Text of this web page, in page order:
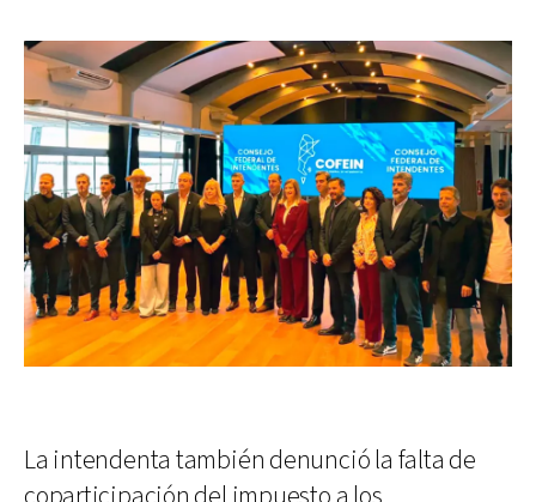
La intendenta también denunció la falta de